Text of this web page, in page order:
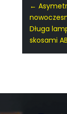
←
Długa
skosami